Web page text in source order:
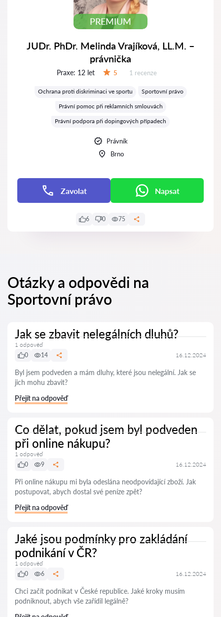
PREMIUM
JUDr. PhDr. Melinda Vrajíková, LL.M. –
právnička
Praxe: 12 let 5 Recenzí:
1 recenze
Ochrana proti diskriminaci ve sportu
Sportovní právo
Právní pomoc při reklamních smlouvách
Právní podpora při dopingových případech
Právník
Brno
Zavolat Napsat
6 0 75
Otázky a odpovědi na
Sportovní právo
Jak se zbavit nelegálních dluhů?
1 odpověď
0
14 16.12.2024
Byl jsem podveden a mám dluhy, které jsou nelegální. Jak se
jich mohu zbavit?
Přejít na odpověď
Co dělat, pokud jsem byl podveden
při online nákupu?
1 odpověď
0
9 16.12.2024
Při online nákupu mi byla odeslána neodpovídající zboží. Jak
postupovat, abych dostal své peníze zpět?
Přejít na odpověď
Jaké jsou podmínky pro zakládání
podnikání v ČR?
1 odpověď
0
6 16.12.2024
Chci začít podnikat v České republice. Jaké kroky musím
podniknout, abych vše zařídil legálně?